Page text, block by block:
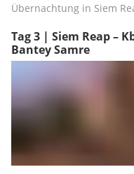
Übernachtung in Siem
Tag 3 | Siem Reap –
Bantey Samre